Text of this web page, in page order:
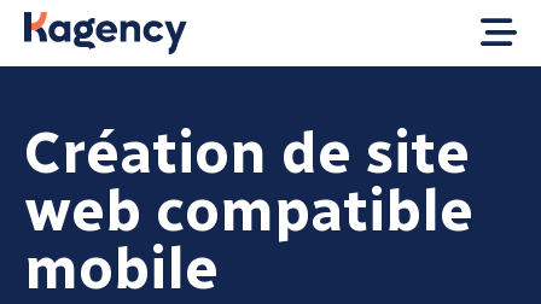
Création de site
web compatible
mobile